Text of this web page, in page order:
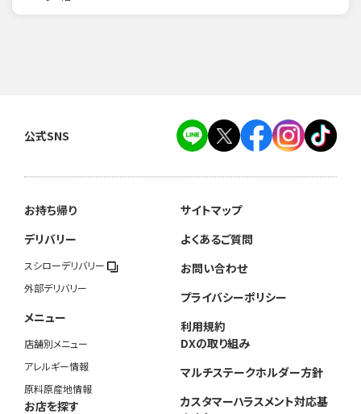
公式SNS
お持ち帰り
デリバリー
スシローデリバリー
外部デリバリー
メニュー
店舗別メニュー
アレルギー情報
原料原産地情報
お店を探す
サイトマップ
よくあるご質問
お問い合わせ
プライバシーポリシー
利用規約
DXの取り組み
マルチステークホルダー方針
カスタマーハラスメント対応基